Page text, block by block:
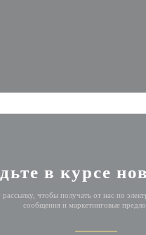
новом окне))
в курсе
чтобы получать от нас по
сообщения и маркетинговые